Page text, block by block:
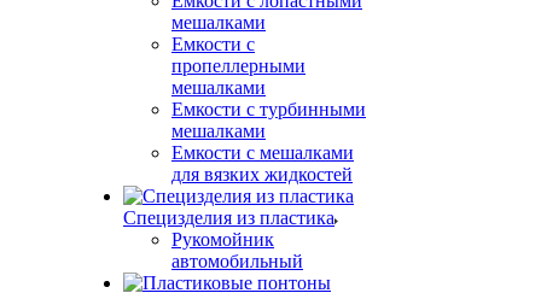
мешалками
Емкости с
пропеллерными
мешалками
Емкости с турбинными
мешалками
Емкости с мешалками
для вязких жидкостей
Специзделия из пластика
Рукомойник
автомобильный